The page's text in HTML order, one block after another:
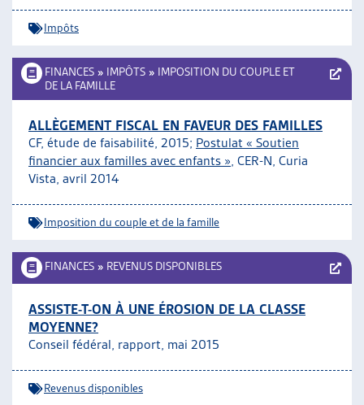
Impôts
FINANCES » IMPÔTS » IMPOSITION DU COUPLE ET
DE LA FAMILLE
ALLÈGEMENT FISCAL EN FAVEUR DES FAMILLES
CF, étude de faisabilité, 2015; Postulat « Soutien
financier aux familles avec enfants », CER-N, Curia
Vista, avril 2014
Imposition du couple et de la famille
FINANCES » REVENUS DISPONIBLES
ASSISTE-T-ON À UNE ÉROSION DE LA CLASSE
MOYENNE?
Conseil fédéral, rapport, mai 2015
Revenus disponibles